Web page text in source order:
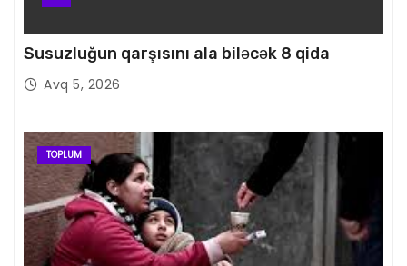
Susuzluğun qarşısını ala biləcək 8 qida
Avq 5, 2026
TOPLUM